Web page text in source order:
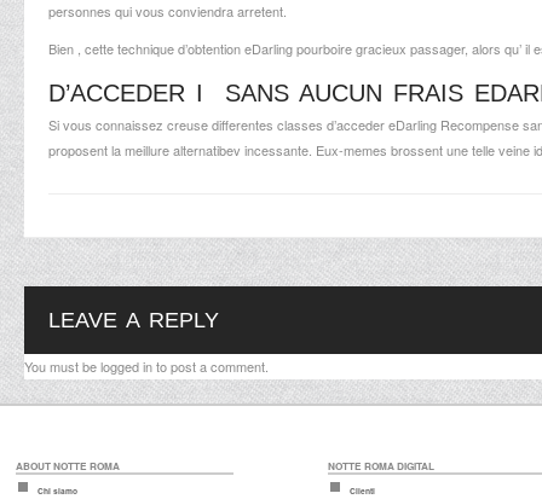
personnes qui vous conviendra arretent.
Bien , cette technique d’obtention eDarling pourboire gracieux passager, alors qu’
D’ACCEDER I SANS AUCUN FRAIS
Si vous connaissez creuse differentes classes d’acceder eDarling Recompense
proposent la meillure alternatibev incessante. Eux-memes brossent une telle veine
LEAVE A REPLY
You must belogged into post a comment.
ABOUT NOTTE ROMA
Chi siamo
NOTTE ROMA DIGITAL
Clienti